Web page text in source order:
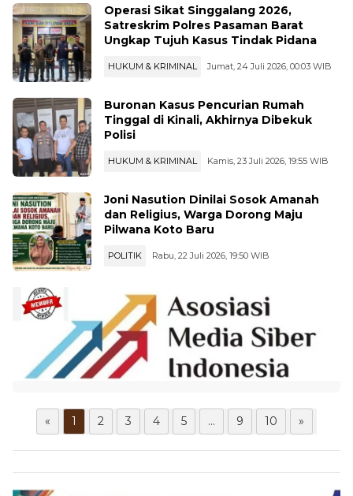
Operasi Sikat Singgalang 2026,
Satreskrim Polres Pasaman Barat
Ungkap Tujuh Kasus Tindak Pidana
HUKUM & KRIMINAL Jumat, 24 Juli 2026, 00:03 WIB
Buronan Kasus Pencurian Rumah
Tinggal di Kinali, Akhirnya Dibekuk
Polisi
HUKUM & KRIMINAL Kamis, 23 Juli 2026, 19:55 WIB
Joni Nasution Dinilai Sosok Amanah
dan Religius, Warga Dorong Maju
Pilwana Koto Baru
POLITIK Rabu, 22 Juli 2026, 19:50 WIB
« 1 2 3 4 5 ... 9 10 »